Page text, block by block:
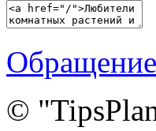
Обращение
©